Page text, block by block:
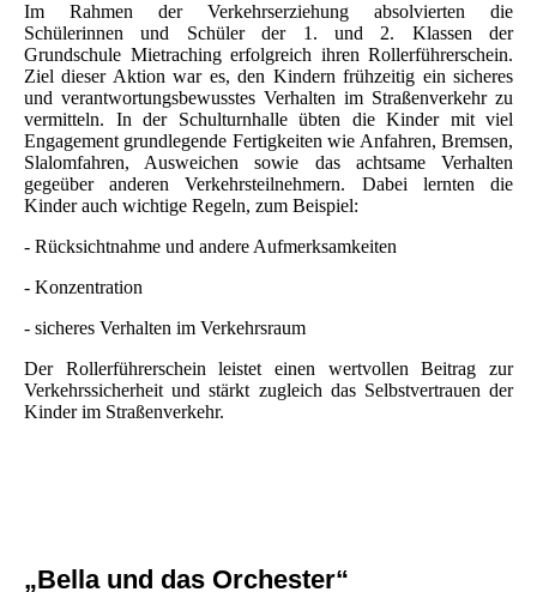
Im Rahmen der Verkehrserziehung absolvierten die
Schülerinnen und Schüler der 1. und 2. Klassen der
Grundschule Mietraching erfolgreich ihren Rollerführerschein.
Ziel dieser Aktion war es, den Kindern frühzeitig ein sicheres
und verantwortungsbewusstes Verhalten im Straßenverkehr zu
vermitteln. In der Schulturnhalle übten die Kinder mit viel
Engagement grundlegende Fertigkeiten wie Anfahren, Bremsen,
Slalomfahren, Ausweichen sowie das achtsame Verhalten
gegeüber anderen Verkehrsteilnehmern. Dabei lernten die
Kinder auch wichtige Regeln, zum Beispiel:
- Rücksichtnahme und andere Aufmerksamkeiten
- Konzentration
- sicheres Verhalten im Verkehrsraum
Der Rollerführerschein leistet einen wertvollen Beitrag zur
Verkehrssicherheit und stärkt zugleich das Selbstvertrauen der
Kinder im Straßenverkehr.
„Bella und das Orchester“